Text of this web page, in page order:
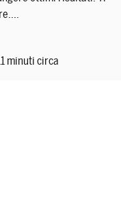
minuti circa